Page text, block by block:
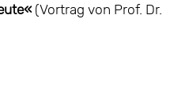
(Vortrag von Prof. Dr.